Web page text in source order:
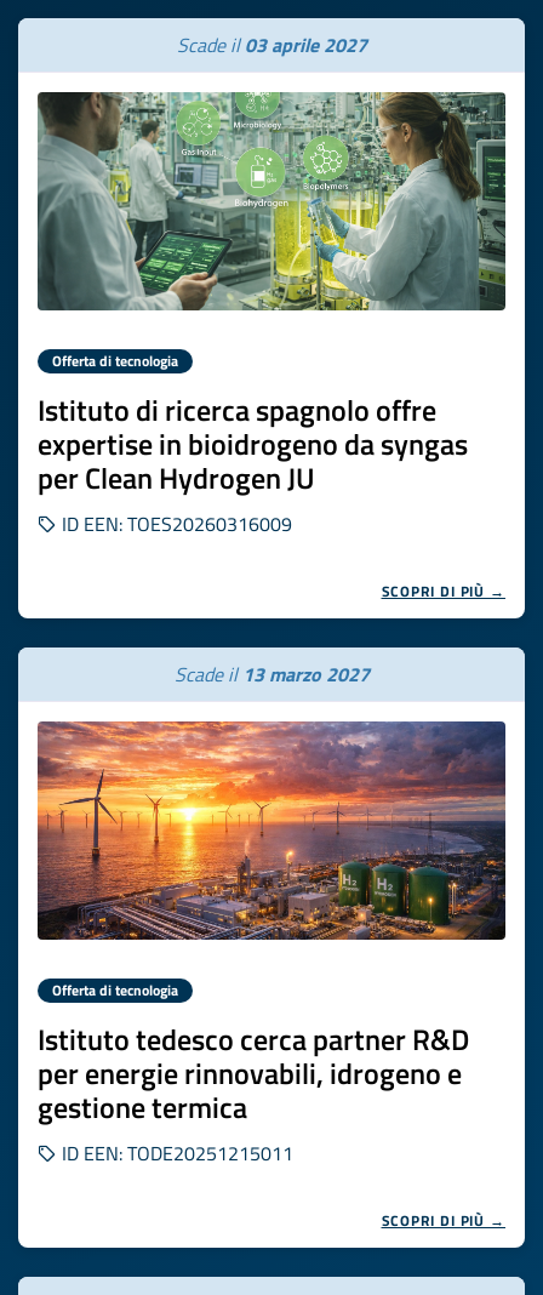
Scade il03 aprile 2027
Offerta di tecnologia
Istituto di ricerca spagnolo offre
expertise in bioidrogeno da syngas
per Clean Hydrogen JU
ID EEN: TOES20260316009
SCOPRI DI PIÙ →
Scade il 13 marzo 2027
Offerta di tecnologia
Istituto tedesco cerca partner R&D
per energie rinnovabili, idrogeno e
gestione termica
ID EEN: TODE20251215011
SCOPRI DI PIÙ →